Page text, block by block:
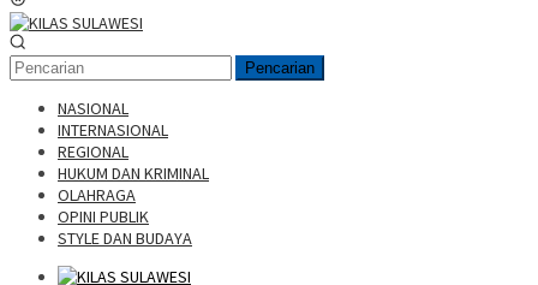
Pencarian
NASIONAL
INTERNASIONAL
REGIONAL
HUKUM DAN KRIMINAL
OLAHRAGA
OPINI PUBLIK
STYLE DAN BUDAYA